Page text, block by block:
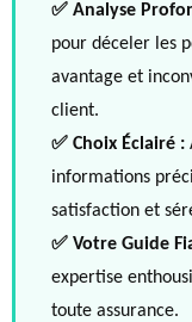
✅ Analyse
pour déceler les
avantage et
client.
✅ Choix Éclairé :
informations
satisfaction et
✅ Votre Guide
expertise
toute assurance.